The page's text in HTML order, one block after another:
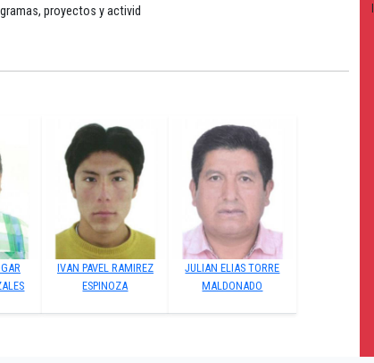
proyectos y activid
IVAN PAVEL RAMIREZ
ESPINOZA
JULIAN ELIAS TORRE
MALDONADO